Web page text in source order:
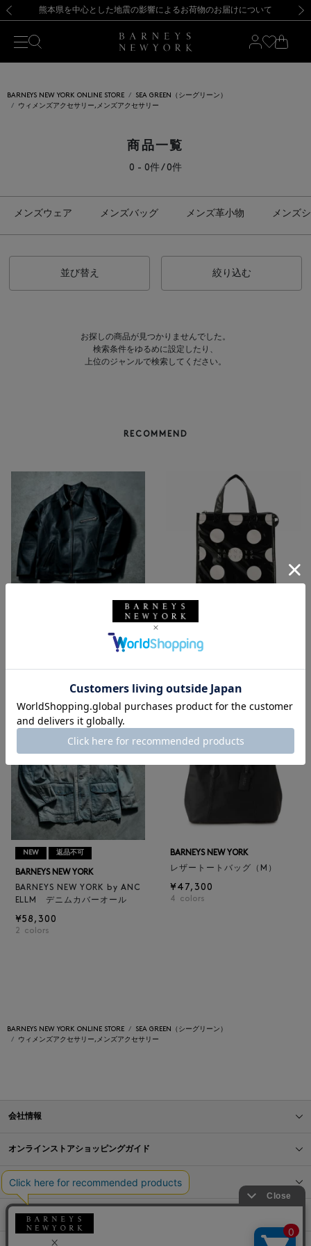
新規登録のお客様も対象！＜MY BARNEYS＞会員のお客様は11,000円（税込）以上のお買上げで常時送料無料！お買い物の際は会員登録を！
【夏季休業に伴う返品・交換承り一時停止のお知らせ】（2026.8.5）
熊本県を中心とした地震の影響によるお荷物のお届けについて
【開催中】SUMMER SALEのご案内・ご注意事項 新規登録のお客様も対象！＜MY BARNEYS＞会員のお客様は11,000円（税込）以上のお買上げで常時送料無料！お買い物の際は会員登録を！
【夏季休業に伴う返品・交換承り一時停止のお知らせ】（2026.8.5）
BARNEYS NEW YORK ONLINE STORE
SEA GREEN（シーグリーン）
ウィメンズアクセサリー,メンズアクセサリー
商品一覧
0 - 0件 / 0件
メンズウェア メンズバッグ メンズ革小物 メンズ
並び替え 絞り込む
お探しの商品が見つかりませんでした。
検索条件をゆるめに設定したり、
上位のジャンルで検索してください。
RECOMMEND
BARNEYS NEW YORK by ANC
NEW
BARNEYS NEW YORK
ロゴ入りPVC保冷トートバッ
¥6,600
NEW 返品不可
BARNEYS NEW YORK
BARNEYS NEW YORK by ANC
ELLM デニムカバーオール
¥58,300
2 colors
BARNEYS NEW YORK
レザートートバッグ（M）
¥47,300
4 colors
BARNEYS NEW YORK ONLINE STORE
SEA GREEN（シーグリーン）
ウィメンズアクセサリー,メンズアクセサリー
会社情報
オンラインストアショッピングガイド
店舗情報
サービス